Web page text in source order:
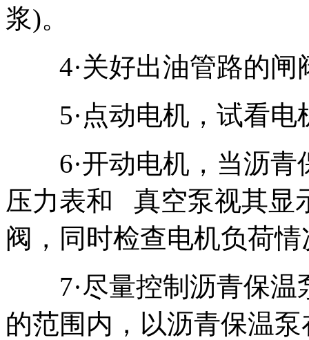
浆)。
4·关好出油管路的闸
5·点动电机，试看电
6·开动电机，当沥青
压力表和 真空泵视其显
阀，同时检查电机负荷情
7·尽量控制沥青保温
的范围内，以沥青保温